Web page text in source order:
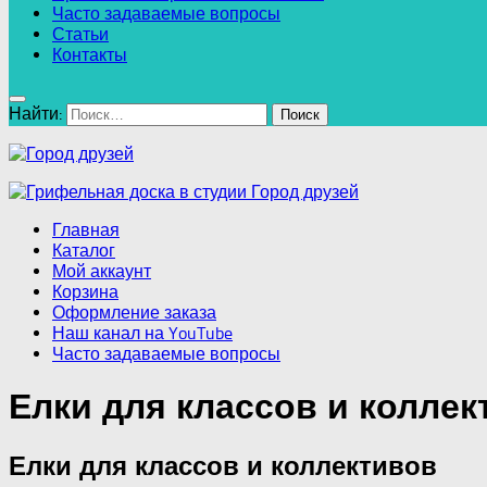
Часто задаваемые вопросы
Статьи
Контакты
Найти:
Главная
Каталог
Мой аккаунт
Корзина
Оформление заказа
Наш канал на YouTube
Часто задаваемые вопросы
Елки для классов и
Елки для классов и коллективов